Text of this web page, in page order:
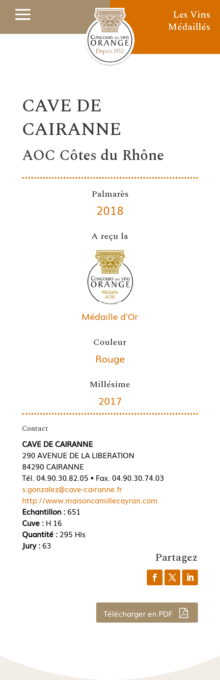
Les Vins
Médaillés
CAVE DE
CAIRANNE
AOC Côtes du Rhône
Palmarès
2018
A reçu la
Médaille d'Or
Couleur
Rouge
Millésime
2017
Contact
CAVE DE CAIRANNE
290 AVENUE DE LA LIBERATION
84290 CAIRANNE
Tél. 04.90.30.82.05 • Fax. 04.90.30.74.03
s.gonzalez@cave-cairanne.fr
http://www.maisoncamillecayran.com
Echantillon :651
Cuve : H 16
Quantité : 295 Hls
Jury : 63
Partagez
Télécharger en PDF